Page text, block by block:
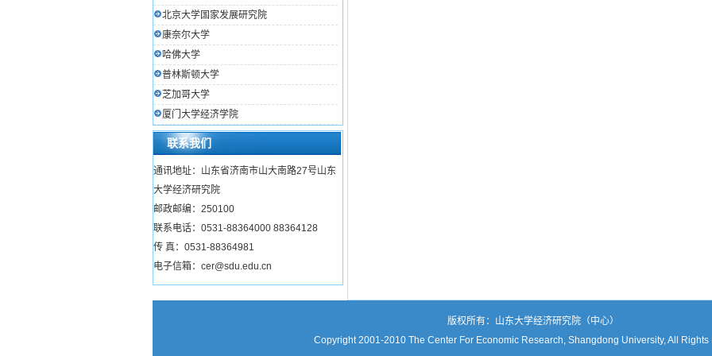
北京大学国家发展研究院
康奈尔大学
哈佛大学
普林斯顿大学
芝加哥大学
厦门大学经济学院
联系我们
通讯地址：山东省济南市山大南路27号山东
大学经济研究院
邮政邮编：250100
联系电话：0531-88364000 88364128
传 真：0531-88364981
电子信箱：cer@sdu.edu.cn
版权所有：山东大学经济研究院（中心）
Copyright 2001-2010 The Center For Economic Research, Shangdong University, All Rights